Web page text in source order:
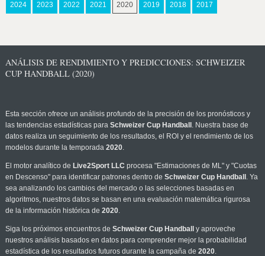
2024 2023 2022 2021 2020 2019 2018 2017
ANÁLISIS DE RENDIMIENTO Y PREDICCIONES: SCHWEIZER
CUP HANDBALL (2020)
Esta sección ofrece un análisis profundo de la precisión de los pronósticos y
las tendencias estadísticas para Schweizer Cup Handball . Nuestra base de
datos realiza un seguimiento de los resultados, el ROI y el rendimiento de los
modelos durante la temporada 2020.
El motor analítico de Live2Sport LLC procesa "Estimaciones de ML" y "Cuotas
en Descenso" para identificar patrones dentro de Schweizer Cup Handball . Ya
sea analizando los cambios del mercado o las selecciones basadas en
algoritmos, nuestros datos se basan en una evaluación matemática rigurosa
de la información histórica de 2020.
Siga los próximos encuentros de Schweizer Cup Handball
y aproveche
nuestros análisis basados en datos para comprender mejor la probabilidad
estadística de los resultados futuros durante la campaña de 2020.